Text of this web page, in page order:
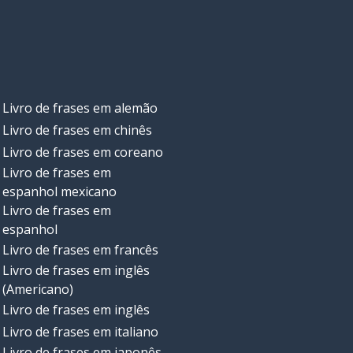
Livro de frases em alemão
Livro de frases em chinês
Livro de frases em coreano
Livro de frases em
espanhol mexicano
Livro de frases em
espanhol
Livro de frases em francês
Livro de frases em inglês
(Americano)
Livro de frases em inglês
Livro de frases em italiano